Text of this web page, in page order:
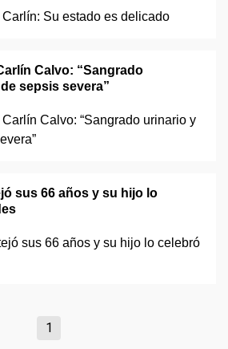
Calvo: “Sangrado
sepsis severa”
sus 66 años y su hijo lo
1